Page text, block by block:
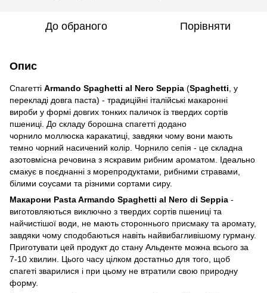
До обраного Порівняти
Опис
Спагетті Armando Spaghetti al Nero Seppia (Spaghetti , у
перекладі довга паста) - традиційні італійські макаронні
вироби у формі довгих тонких паличок із твердих сортів
пшениці. До складу борошна спагетті додано
чорнило моллюска каракатиці, завдяки чому вони мають
темно чорний насичений колір. Чорнило сепія - це складна
азотовмісна речовина з яскравим рибним ароматом. Ідеально
смакує в поєднанні з морепродуктами, рибними стравами,
білими соусами та різними сортами сиру.
Макарони Pasta Armando Spaghetti al Nero di Seppia -
виготовляються виключно з твердих сортів пшениці та
найчистішої води, не мають стороннього присмаку та аромату,
завдяки чому сподобаються навіть найвибагливішому гурману.
Приготувати цей продукт до стану Альденте можна всього за
7-10 хвилин. Цього часу цілком достатньо для того, щоб
спагеті зварилися і при цьому не втратили свою природну
форму.